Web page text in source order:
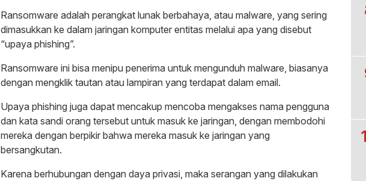
Ransomware adalah perangkat lunak berbahaya, atau malware, yang sering
dimasukkan ke dalam jaringan komputer entitas melalui apa yang disebut
“upaya phishing”.
Ransomware ini bisa menipu penerima untuk mengunduh malware, biasanya
dengan mengklik tautan atau lampiran yang terdapat dalam email.
Upaya phishing juga dapat mencakup mencoba mengakses nama pengguna
dan kata sandi orang tersebut untuk masuk ke jaringan, dengan membodohi
mereka dengan berpikir bahwa mereka masuk ke jaringan yang
bersangkutan.
Karena berhubungan dengan daya privasi, maka serangan yang dilakukan